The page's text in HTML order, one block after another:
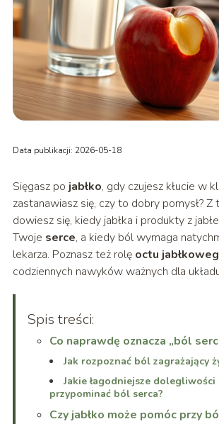
Data publikacji: 2026-05-18
Sięgasz po jabłko, gdy czujesz kłucie w
zastanawiasz się, czy to dobry pomysł?
dowiesz się, kiedy jabłka i produkty z
Twoje serce, a kiedy ból wymaga
lekarza. Poznasz też rolę octu
codziennych nawyków ważnych dla
Spis treści:
Co naprawdę oznacza „ból
Jak rozpoznać ból zagrażający
Jakie łagodniejsze dolegliwości
przypominać ból serca?
Czy jabłko może pomóc przy